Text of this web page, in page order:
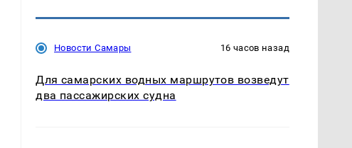
Новости Самары 16 часов назад
Для самарских водных маршрутов возведут
два пассажирских судна